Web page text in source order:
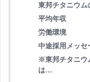
東邦チタニウム
平均年収
労働環境
中途採用メッセ
※東邦チタニウ
は…